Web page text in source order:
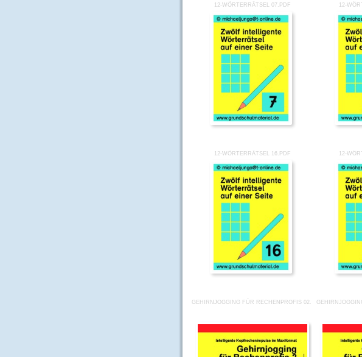
12-WÖRTERRÄTSEL 07.PDF 12-
12-WÖRTERRÄTSEL 16.PDF 12-
GEHIRNJOGGING FÜR RECHENPROFIS 02.PDF